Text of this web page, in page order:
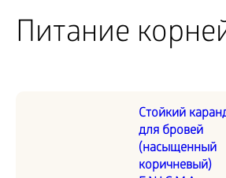
Питание
Стойкий
для бровей
(насыщенный
коричневый)